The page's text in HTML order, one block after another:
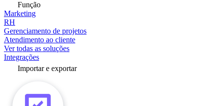
Função
Marketing
RH
Gerenciamento de projetos
Atendimento ao cliente
Ver todas as soluções
Integrações
Importar e exportar